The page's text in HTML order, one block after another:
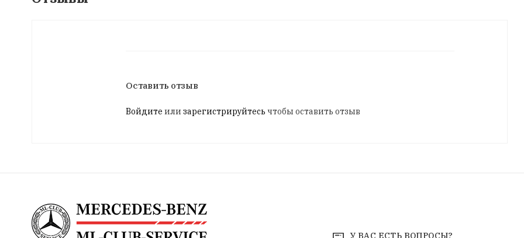
Оставить отзыв
Войдите или зарегистрируйтесь чтобы оставить отзыв
У ВАС ЕСТЬ ВОПРОСЫ?